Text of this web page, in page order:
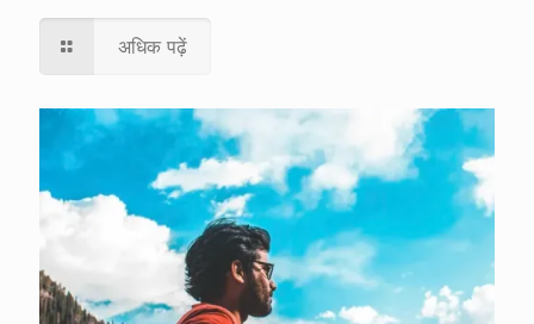
अधिक पढ़ें